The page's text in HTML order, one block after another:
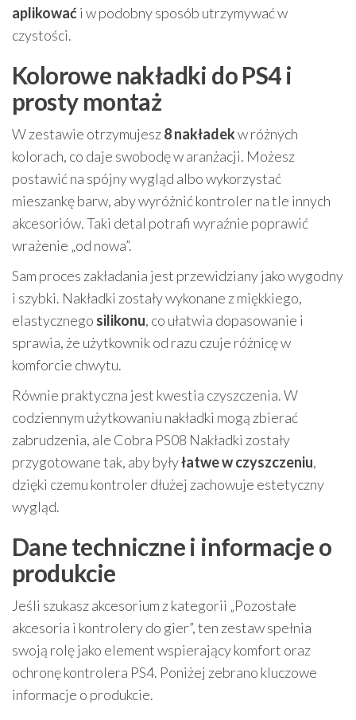
aplikowaći w podobny sposób utrzymywać w
czystości.
Kolorowe nakładki do PS4 i
prosty montaż
W zestawie otrzymujesz8 nakładekw różnych
kolorach, co daje swobodę w aranżacji. Możesz
postawić na spójny wygląd albo wykorzystać
mieszankę barw, aby wyróżnić kontroler na tle innych
akcesoriów. Taki detal potrafi wyraźnie poprawić
wrażenie „od nowa”.
Sam proces zakładania jest przewidziany jako wygodny
i szybki. Nakładki zostały wykonane z miękkiego,
elastycznego silikonu, co ułatwia dopasowanie i
sprawia, że użytkownik od razu czuje różnicę w
komforcie chwytu.
Równie praktyczna jest kwestia czyszczenia. W
codziennym użytkowaniu nakładki mogą zbierać
zabrudzenia, ale Cobra PS08 Nakładki zostały
przygotowane tak, aby byłyłatwe w czyszczeniu,
dzięki czemu kontroler dłużej zachowuje estetyczny
wygląd.
Dane techniczne i informacje o
produkcie
Jeśli szukasz akcesorium z kategorii „Pozostałe
akcesoria i kontrolery do gier”, ten zestaw spełnia
swoją rolę jako element wspierający komfort oraz
ochronę kontrolera PS4. Poniżej zebrano kluczowe
informacje o produkcie.